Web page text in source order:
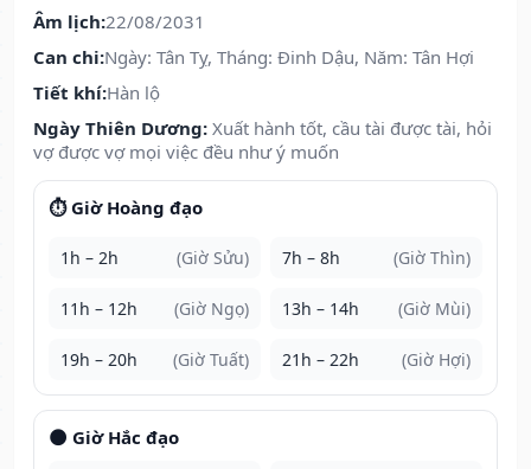
Âm lịch:22/08/2031
Can chi:Ngày: Tân Tỵ, Tháng: Đinh Dậu, Năm: Tân Hợi
Tiết khí:Hàn lộ
Ngày Thiên Dương: Xuất hành tốt, cầu tài được tài, hỏi
vợ được vợ mọi việc đều như ý muốn
⏱️ Giờ Hoàng đạo
1h – 2h (Giờ Sửu) 7h – 8h (Giờ Thìn)
11h – 12h (Giờ Ngọ) 13h – 14h (Giờ Mùi)
19h – 20h (Giờ Tuất) 21h – 22h (Giờ Hợi)
🌑 Giờ Hắc đạo